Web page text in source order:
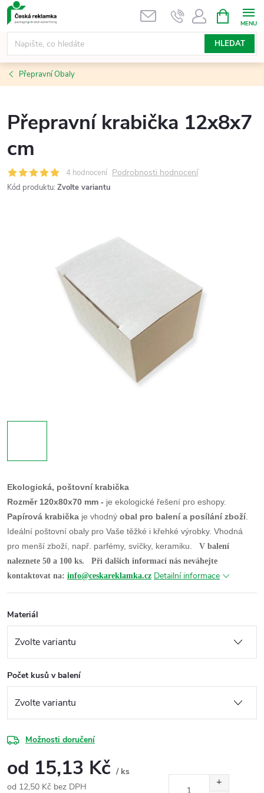
Přejít
na
obsah
HLEDAT
NÁKUPNÍ
KOŠÍK
Přepravní Obaly
Přepravní krabička 12x8x7
cm
4 hodnocení Podrobnosti hodnocení
Kód produktu: Zvolte variantu
Ekologická, poštovní krabička
Rozměr 120x80x70 mm - je ekologické řešení pro eshopy.
Papírová krabička je vhodný obal pro balení a posílání zboží
Ideální poštovní obaly pro Vaše těžké i křehké výrobky. Vhodná
pro menší zboží, např. parfémy, svíčky, keramiku.
V balení
naleznete 50 a 100 ks.
Při dalších informací nás neváhejte
kontaktovat na: info@ceskareklamka.cz Detailní informace
Materiál
Počet kusů v balení
Možnosti doručení
od 15,13 Kč / ks
od 12,50 Kč bez DPH